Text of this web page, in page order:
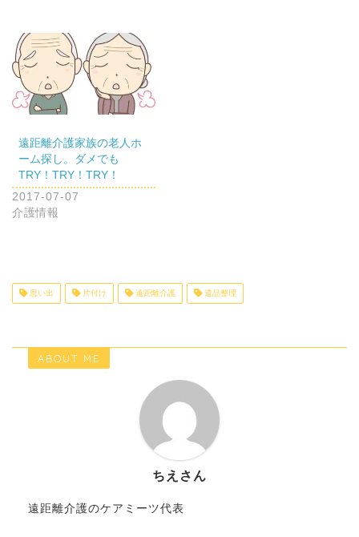
遠距離介護家族の老人ホ
ーム探し。ダメでも
TRY！TRY！TRY！
2017-07-07
介護情報
思い出 片付け 遠距離介護 遺品整理
ABOUT ME
ちえさん
遠距離介護のケアミーツ代表